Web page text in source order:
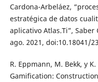
Cardona-Arbeláez,
estratégica de datos
aplicativo Atlas.Ti”, Saber
ago. 2021, doi:10.18041/
R. Eppmann, M. Bekk, y
Gamification: